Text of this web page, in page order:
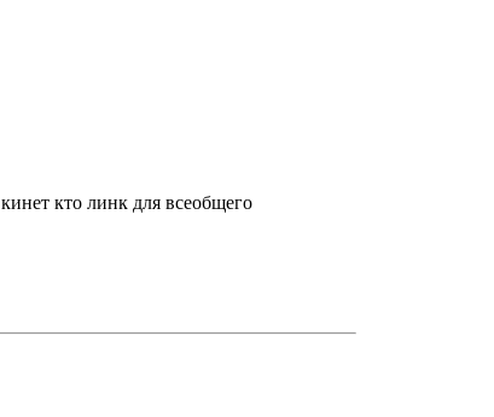
кто линк для всеобщего